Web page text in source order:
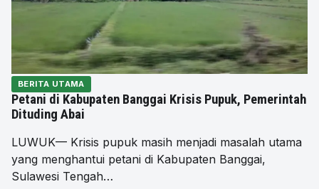
BERITA UTAMA
Petani di Kabupaten Banggai Krisis Pupuk, Pemerintah
Dituding Abai
LUWUK— Krisis pupuk masih menjadi masalah utama
yang menghantui petani di Kabupaten Banggai,
Sulawesi Tengah…